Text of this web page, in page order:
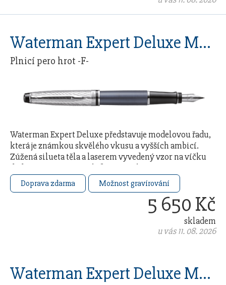
Waterman Expert Deluxe Metalic Stone CT
Plnicí pero hrot -F-
Waterman Expert Deluxe představuje modelovou řadu,
která je známkou skvělého vkusu a vyšších ambicí.
Zúžená silueta těla a laserem vyvedený vzor na víčku
dodávají svému nositeli francouzskou …
Doprava zdarma Možnost gravírování
5 650 Kč
skladem
u vás 11. 08. 2026
Waterman Expert Deluxe Metalic Stone CT